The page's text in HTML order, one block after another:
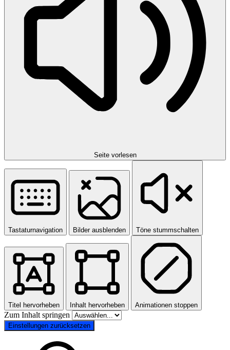
Seite vorlesen
Tastaturnavigation Bilder ausblenden Töne stummschalten
Titel hervorheben Inhalt hervorheben Animationen stoppen
Zum Inhalt springen
Einstellungen zurücksetzen